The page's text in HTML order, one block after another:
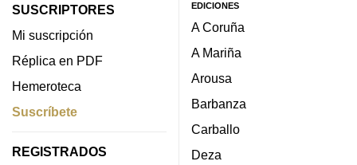
SUSCRIPTORES
Mi suscripción
Réplica en PDF
Hemeroteca
Suscríbete
REGISTRADOS
EDICIONES
A Coruña
A Mariña
Arousa
Barbanza
Carballo
Deza